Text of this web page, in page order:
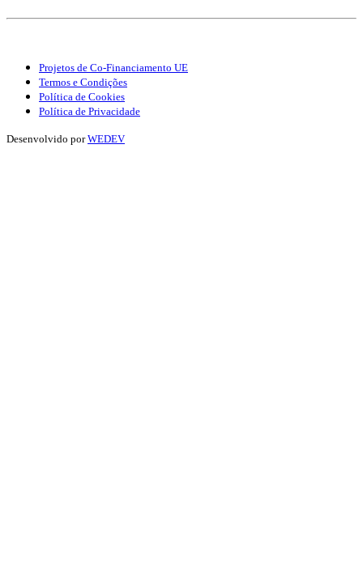
Projetos de Co-Financiamento UE
Termos e Condições
Política de Cookies
Política de Privacidade
Desenvolvido porWEDEV